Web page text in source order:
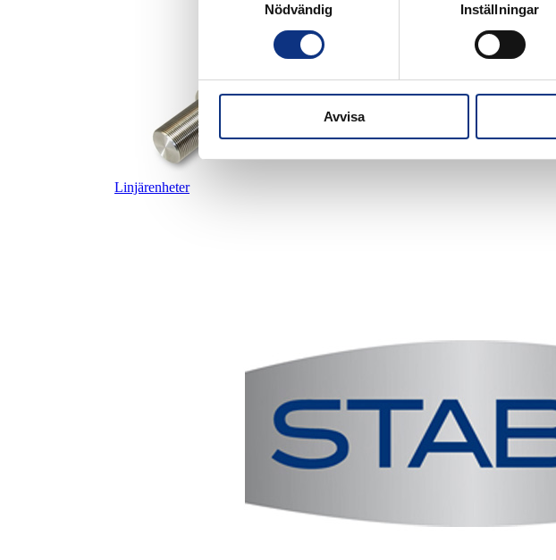
Nödvändig
Inställningar
Avvisa
Linjärenheter